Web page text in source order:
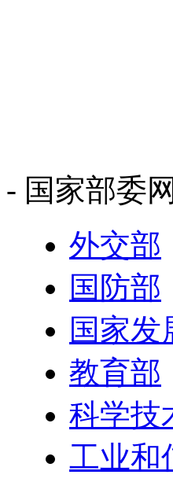
- 国家部委
外交部
国防部
国家发
教育部
科学技
工业和